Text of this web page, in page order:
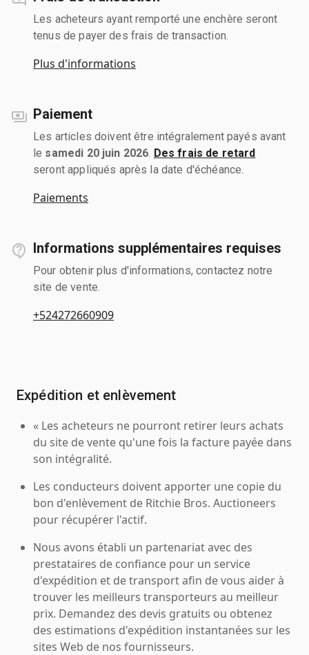
Les acheteurs ayant remporté une enchère seront
tenus de payer des frais de transaction.
Plus d'informations
Paiement
Les articles doivent être intégralement payés avant
le samedi 20 juin 2026 Des frais de retard
seront appliqués après la date d'échéance.
Paiements
Informations supplémentaires requises
Pour obtenir plus d'informations, contactez notre
site de vente.
+524272660909
Expédition et enlèvement
« Les acheteurs ne pourront retirer leurs achats
du site de vente qu'une fois la facture payée dans
son intégralité.
Les conducteurs doivent apporter une copie du
bon d'enlèvement de Ritchie Bros. Auctioneers
pour récupérer l'actif.
Nous avons établi un partenariat avec des
prestataires de confiance pour un service
d'expédition et de transport afin de vous aider à
trouver les meilleurs transporteurs au meilleur
prix. Demandez des devis gratuits ou obtenez
des estimations d'expédition instantanées sur les
sites Web de nos fournisseurs.